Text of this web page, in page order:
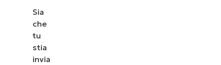
Sia
che
tu
stia
invia